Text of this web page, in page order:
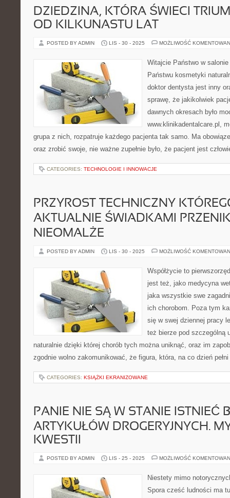
DZIEDZINA, KTÓRA ŚWIECI
OD KILKUNASTU LAT
POSTED BY ADMIN LIS - 30 - 2025 MOŻLIWOŚĆ
Witajcie Państwo w
Państwu kosmetyki
doktor dentysta jest inny
sprawę, że jakikolwiek
dawnych okresach było
www.klinikadentalcare.pl,
grupa z nich, rozpatruje każdego pacjenta tak samo. Ma
oraz zrobić swoje, nie ważne zupełnie było, że pacjent jest
CATEGORIES: TECHNOLOGIE I INNOWACJE
PRZYROST TECHNICZNY
AKTUALNIE ŚWIADKAMI
NIEOMALŻE
POSTED BY ADMIN LIS - 30 - 2025 MOŻLIWOŚĆ
Współżycie to
jest też, jako medycyna
jaka wszystkie swe
ich chorobom. Poza tym
się w swej dziennej pracy
też bierze pod szczególną
naturalnie dzięki której chorób tych można uniknąć, oraz im
zgodnie wolno zakomunikować, że figura, która, na co dzień
CATEGORIES: KSIĄŻKI EKRANIZOWANE
PANIE NIE SĄ W STANIE ISTNIEĆ
ARTYKUŁÓW DROGERYJNYCH.
KWESTII
POSTED BY ADMIN LIS - 25 - 2025 MOŻLIWOŚĆ
Niestety mimo
Spora cześć ludności ma